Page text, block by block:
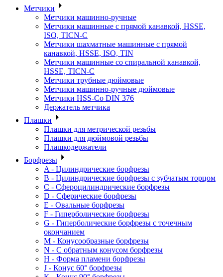
Метчики
Метчики машинно-ручные
Метчики машинные с прямой канавкой, HSSE,
ISO, TICN-C
Метчики шахматные машинные с прямой
канавкой, HSSE, ISO, TIN
Метчики машинные со спиральной канавкой,
HSSE, TICN-C
Метчики трубные дюймовые
Метчики машинно-ручные дюймовые
Метчики HSS-Co DIN 376
Держатель метчика
Плашки
Плашки для метрической резьбы
Плашки для дюймовой резьбы
Плашкодержатели
Борфрезы
A - Цилиндрические борфрезы
B - Цилиндрические борфрезы с зубчатым торцом
C - Сфероцилиндрические борфрезы
D - Сферические борфрезы
E - Овальные борфрезы
F - Гиперболические борфрезы
G - Гиперболические борфрезы с точечным
окончанием
M - Конусообразные борфрезы
N - С обратным конусом борфрезы
H - Форма пламени борфрезы
J - Конус 60° борфрезы